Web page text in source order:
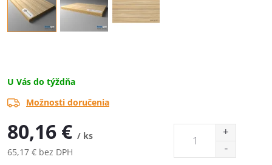
U Vás do týždňa
Možnosti doručenia
80,16 € / ks
65,17 € bez DPH